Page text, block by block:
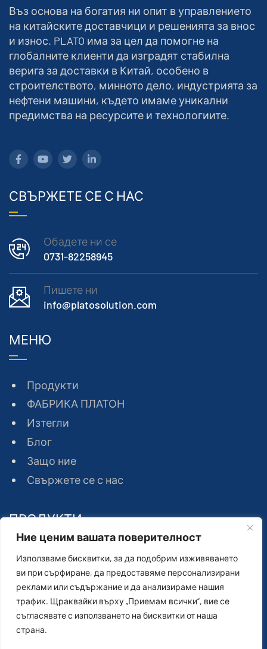
Въз основа на богатия ни опит в управлението
на китайските доставчици и решенията за внос
и износ. PLATO има за цел да помогне на
глобалните клиенти да изградят стабилна
верига за доставки в Китай, особено в
строителството, минното дело, индустрията за
нефтени машини, където имаме уникални
предимства на ресурсите и технологиите.
СВЪРЖЕТЕ СЕ С НАС
Обадете ни се
0731-82258945
Пишете ни
info@platosolution.com
МЕНЮ
Продукти
ФАБРИКА ПЛАТОН
Изтегли
Блог
Защо ние
Свържете се с нас
ПРОДУКТИ
Волфрамов карбид
Инструменти за рязане на скали
Инструменти за пробиване на скали
Ние ценим вашата поверителност
Използваме бисквитки, за да подобрим изживяването
ви при сърфиране, да предоставяме персонализирани
реклами или съдържание и да анализираме нашия
трафик. Щраквайки върху „Приемам всички“, вие се
съгласявате с използването на бисквитки от наша
страна.